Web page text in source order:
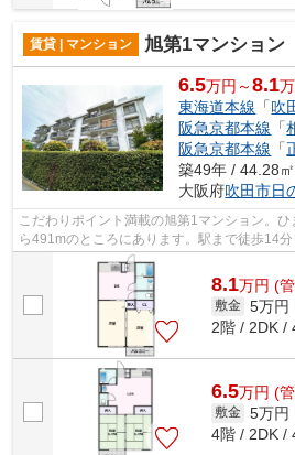
賃貸 | マンション 旭第1マンション
6.5万円～8.1
東海道本線 「吹
阪急京都本線 「
阪急京都本線 「
築49年 / 44.28㎡
大阪府吹田市日
こだわりポイント満載の旭第1マンション。
ら491mのところにあります。駅まで徒歩14
す。初期費用はカードで決済いただけます。...
8.1万円 (
敷金 5万円
2階 / 2DK /
6.5万円 (
敷金 5万円
4階 / 2DK /